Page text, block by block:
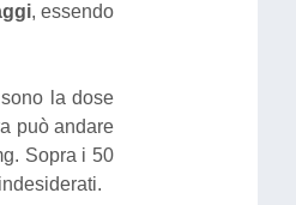
, essendo
la dose
può andare
Sopra i 50